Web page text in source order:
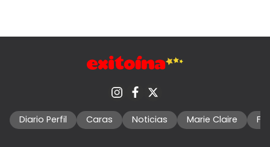
Diario Perfil Caras Noticias Marie Claire